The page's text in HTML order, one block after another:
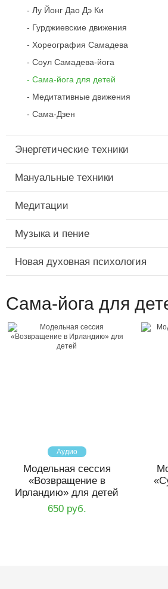
Лу Йонг Дао Дэ Ки
Гурджиевские движения
Хореография Самадева
Соул Самадева-йога
Сама-йога для детей
Медитативные движения
Сама-Дзен
Энергетические техники
Мануальные техники
Медитации
Музыка и пение
Новая духовная психология
Сама-йога для
Аудио
Модельная сессия
«Возвращение в
Ирландию» для детей
650 руб.